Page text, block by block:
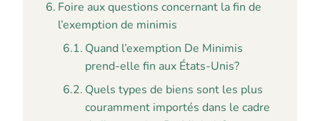
Foire aux questions concernant la fin de
l’exemption de minimis
Quand l’exemption De Minimis
prend-elle fin aux États-Unis?
Quels types de biens sont les plus
couramment importés dans le cadre